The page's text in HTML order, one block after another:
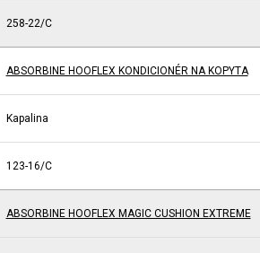
258-22/C
ABSORBINE HOOFLEX KONDICIONÉR NA KOPYTA
Kapalina
123-16/C
ABSORBINE HOOFLEX MAGIC CUSHION EXTREME